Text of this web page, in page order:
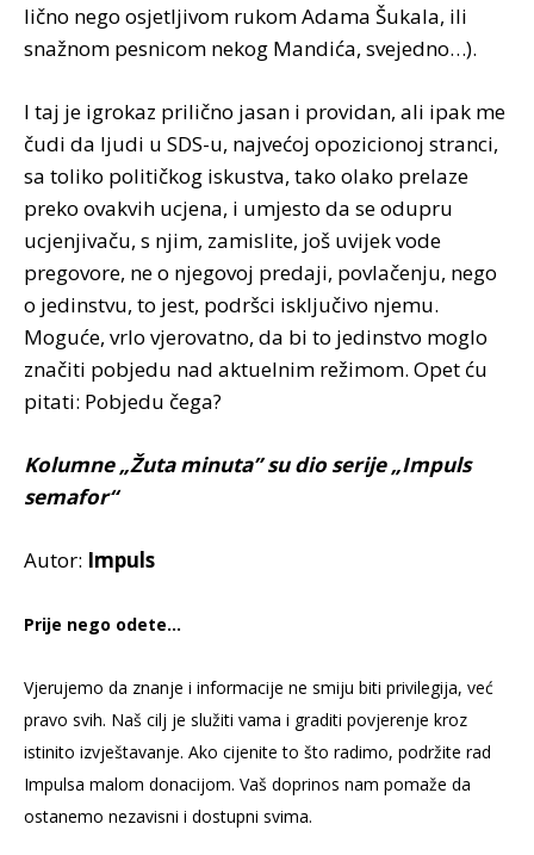
lično nego osjetljivom rukom Adama Šukala, ili
snažnom pesnicom nekog Mandića, svejedno…).
I taj je igrokaz prilično jasan i providan, ali ipak me
čudi da ljudi u SDS-u, najvećoj opozicionoj stranci,
sa toliko političkog iskustva, tako olako prelaze
preko ovakvih ucjena, i umjesto da se odupru
ucjenjivaču, s njim, zamislite, još uvijek vode
pregovore, ne o njegovoj predaji, povlačenju, nego
o jedinstvu, to jest, podršci isključivo njemu.
Moguće, vrlo vjerovatno, da bi to jedinstvo moglo
značiti pobjedu nad aktuelnim režimom. Opet ću
pitati: Pobjedu čega?
Kolumne „Žuta minuta” su dio serije „Impuls
semafor“
Autor: Impuls
Prije nego odete…
Vjerujemo da znanje i informacije ne smiju biti privilegija, već
pravo svih. Naš cilj je služiti vama i graditi povjerenje kroz
istinito izvještavanje. Ako cijenite to što radimo, podržite rad
Impulsa malom donacijom. Vaš doprinos nam pomaže da
ostanemo nezavisni i dostupni svima.